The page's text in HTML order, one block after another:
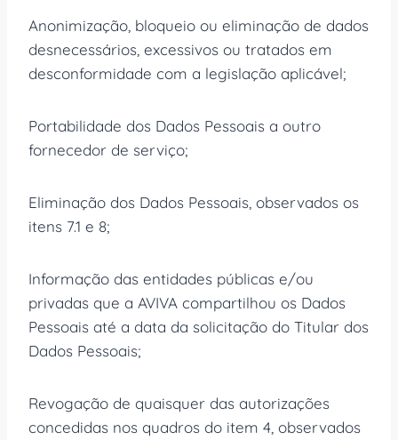
Anonimização, bloqueio ou eliminação de dados
desnecessários, excessivos ou tratados em
desconformidade com a legislação aplicável;
Portabilidade dos Dados Pessoais a outro
fornecedor de serviço;
Eliminação dos Dados Pessoais, observados os
itens 7.1 e 8;
Informação das entidades públicas e/ou
privadas que a AVIVA compartilhou os Dados
Pessoais até a data da solicitação do Titular dos
Dados Pessoais;
Revogação de quaisquer das autorizações
concedidas nos quadros do item 4, observados